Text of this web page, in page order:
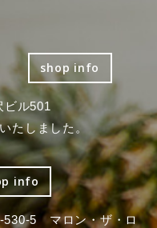
shop info
ル501
たしました。
info
530-5 マロン・ザ・ロ